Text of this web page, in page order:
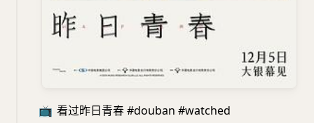
📺 看过昨日青春 #douban #watched